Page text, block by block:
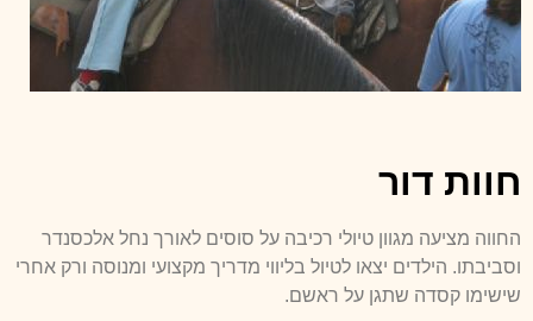
חוות דור
החווה מציעה מגוון טיולי רכיבה על סוסים לאורך נחל אלכסנדר
וסביבתו. הילדים יצאו לטיול בליווי מדריך מקצועי ומנוסה ורק אחרי
שישימו קסדה שתגן על ראשם.